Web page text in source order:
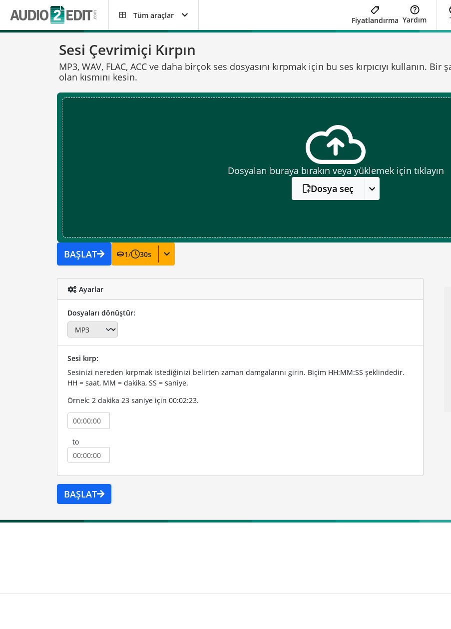
Tüm araçlar
Fiyatlandırma Yardım
Sesi Çevrimiçi Kırpın
MP3, WAV, FLAC, ACC ve daha birçok ses dosyasını kırpmak için bu ses kırpıcıyı kullanın. Bir
olan kısmını kesin.
Dosyaları buraya bırakın veya yüklemek için tıklayın
Dosya seç
BAŞLAT 1/ 30s
Ayarlar
Dosyaları dönüştür:
Sesi kırp:
Sesinizi nereden kırpmak istediğinizi belirten zaman damgalarını girin. Biçim HH:MM:SS şeklindedir.
HH = saat, MM = dakika, SS = saniye.
Örnek: 2 dakika 23 saniye için 00:02:23.
to
BAŞLAT